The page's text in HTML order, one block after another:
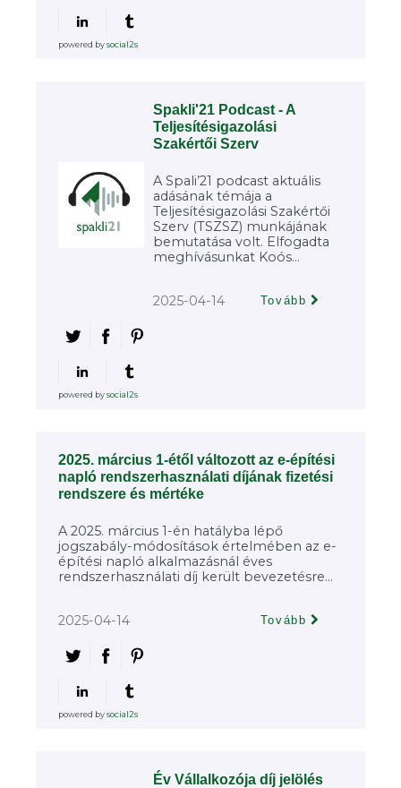
powered bysocial2s
Spakli'21 Podcast - A
Teljesítésigazolási
Szakértői Szerv
A Spali’21 podcast aktuális
adásának témája a
Teljesítésigazolási Szakértői
Szerv (TSZSZ) munkájának
bemutatása volt. Elfogadta
meghívásunkat Koós...
2025-04-14 Tovább
powered bysocial2s
2025. március 1-étől változott az e-építési
napló rendszerhasználati díjának fizetési
rendszere és mértéke
A 2025. március 1-én hatályba lépő
jogszabály-módosítások értelmében az e-
építési napló alkalmazásnál éves
rendszerhasználati díj került bevezetésre...
2025-04-14 Tovább
powered bysocial2s
Év Vállalkozója díj jelölés